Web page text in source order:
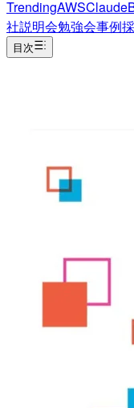
TrendingAWSClaude
社説明会勉強会事例
目次